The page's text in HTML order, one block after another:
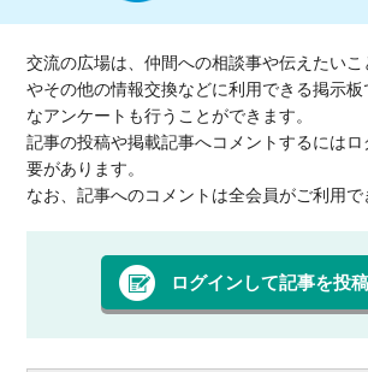
交流の広場は、仲間への相談事や伝えたい
やその他の情報交換などに利用できる掲示
なアンケートも行うことができます。
記事の投稿や掲載記事へコメントするには
要があります。
なお、記事へのコメントは全会員がご利用で
ログインして記事を投